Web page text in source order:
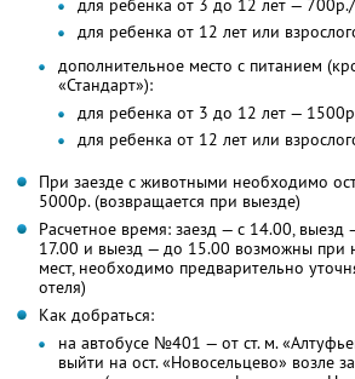
для ребенка от 3 до 12 лет —
для ребенка от 12 лет или
дополнительное место с питанием
«Стандарт»):
для ребенка от 3 до 12 лет —
для ребенка от 12 лет или
При заезде с животными необходимо
5000р. (возвращается при выезде)
Расчетное время: заезд — с 14.00,
17.00 и выезд — до 15.00 возможны при
мест, необходимо предварительно
отеля)
Как добраться:
на автобусе №401 — от ст. м.
выйти на ост. «Новосельцево» возле